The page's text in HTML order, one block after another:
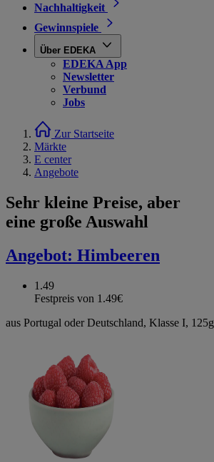
Nachhaltigkeit
Gewinnspiele
Über EDEKA
EDEKA App
Newsletter
Verbund
Jobs
Zur Startseite
Märkte
E center
Angebote
Sehr kleine Preise, aber
eine große Auswahl
Angebot: Himbeeren
1.49
Festpreis von 1.49€
aus Portugal oder Deutschland, Klasse I, 125g